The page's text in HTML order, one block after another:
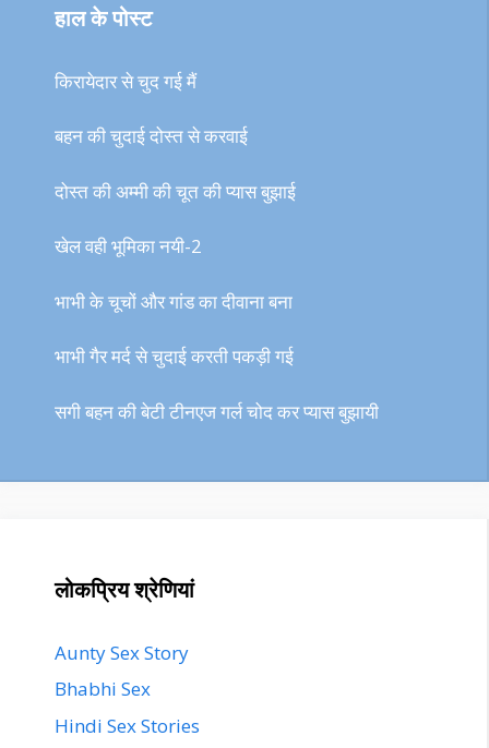
हाल के पोस्ट
किरायेदार से चुद गई मैं
बहन की चुदाई दोस्त से करवाई
दोस्त की अम्मी की चूत की प्यास बुझाई
खेल वही भूमिका नयी-2
भाभी के चूचों और गांड का दीवाना बना
भाभी गैर मर्द से चुदाई करती पकड़ी गई
सगी बहन की बेटी टीनएज गर्ल चोद कर प्यास बुझायी
लोकप्रिय श्रेणियां
Aunty Sex Story
Bhabhi Sex
Hindi Sex Stories